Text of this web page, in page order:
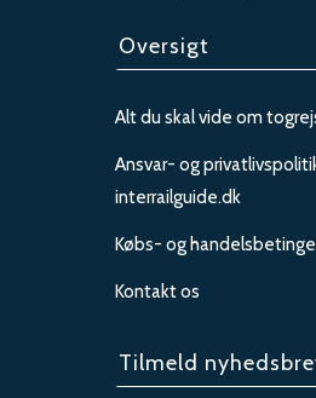
Oversigt
Alt du skal vide om
Ansvar- og
interrailguide.dk
Købs- og
Kontakt os
Tilmeld